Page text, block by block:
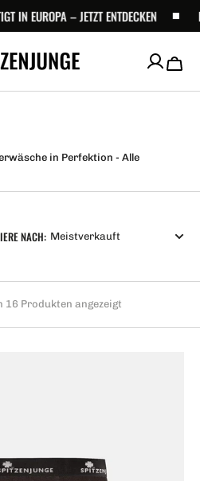
– JETZT ENTDECKEN
in Perfektion - Alle
16 Produkten angezeigt
NACH: